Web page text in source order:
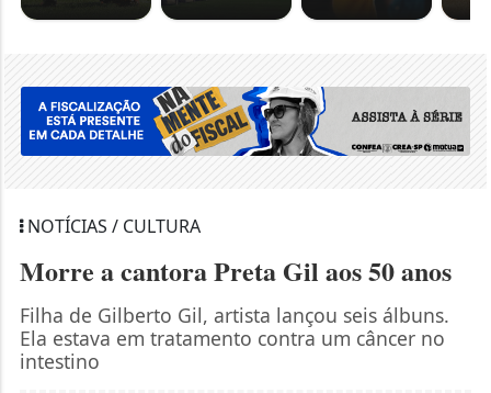
NOTÍCIAS / CULTURA
Morre a cantora Preta Gil aos 50 anos
Filha de Gilberto Gil, artista lançou seis álbuns.
Ela estava em tratamento contra um câncer no
intestino